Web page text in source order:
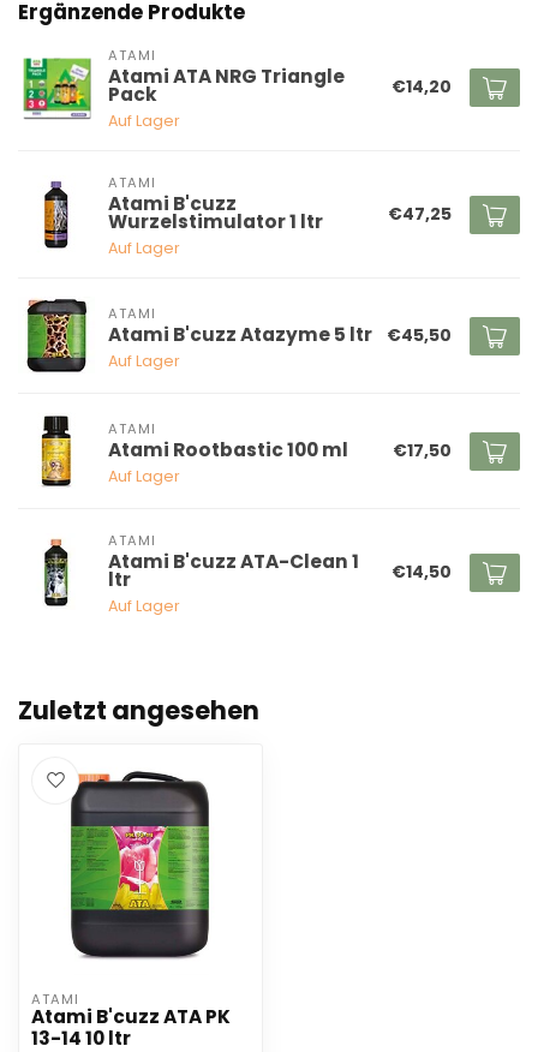
Ergänzende Produkte
ATAMI
Atami ATA NRG Triangle
Pack
Auf Lager
€14,20
ATAMI
Atami B'cuzz
Wurzelstimulator 1 ltr
Auf Lager
€47,25
ATAMI
Atami B'cuzz Atazyme 5 ltr
Auf Lager
€45,50
ATAMI
Atami Rootbastic 100 ml
Auf Lager
€17,50
ATAMI
Atami B'cuzz ATA-Clean 1
ltr
Auf Lager
€14,50
Zuletzt angesehen
ATAMI
Atami B'cuzz ATA PK
13-14 10 ltr